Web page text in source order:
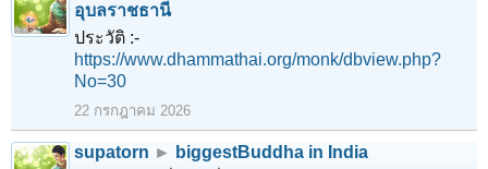
อุบลราชธานี
ประวัติ :-
https://www.dhammathai.org/monk/dbview.php?
No=30
22 กรกฎาคม 2026
supatorn ► biggestBuddha in India